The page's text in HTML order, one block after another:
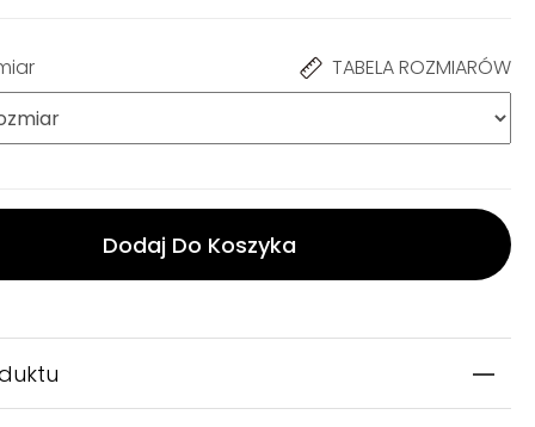
TABELA ROZMIARÓW
Dodaj Do Koszyka